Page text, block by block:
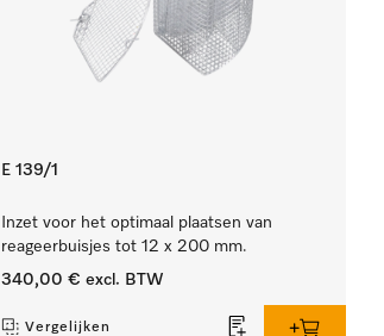
E 139/1
Inzet voor het optimaal plaatsen van
reageerbuisjes tot 12 x 200 mm.
340,00 € excl. BTW
Vergelijken